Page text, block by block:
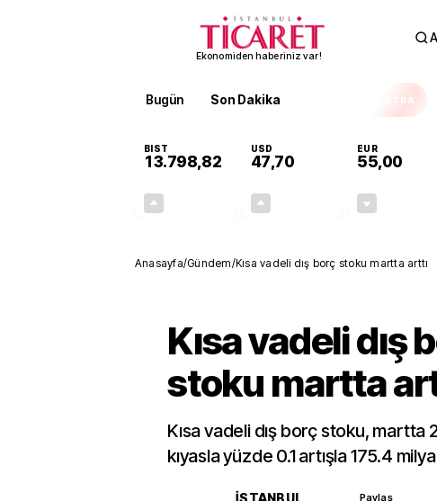
Ekonomiden haberiniz var!
Bugün Son Dakika EKSTRA
BIST
13.798,82
USD
47,70
EUR
55,00
Anasayfa/Gündem/Kısa vadeli dış borç stoku martta arttı
Kısa vadeli dış
stoku martta
Kısa vadeli dış borç stoku, martta
kıyasla yüzde 0.1 artışla 175.4
İSTANBUL
Paylaş